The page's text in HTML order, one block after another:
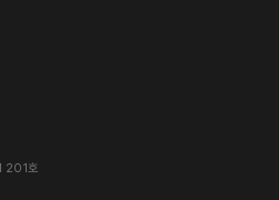
201호